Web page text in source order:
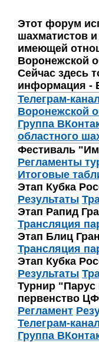
Этот форум
шахматистов
имеющей
Воронежской
Сейчас здесь
информация -
Телеграм-
Воронежской
Группа
областного
Фестиваль
Регламенты
Итоговые
Этап Кубка
Результаты
Этап Рапид
Трансляция
Этап Блиц
Трансляция
Этап Кубка
Результаты
Турнир
первенство
Регламент
Телеграм-
Группа